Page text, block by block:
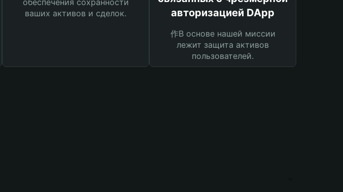
обеспечения сохранности
ваших активов и сделок.
авторизацией DApp
作В основе нашей миссии
лежит защита активов
пользователей.